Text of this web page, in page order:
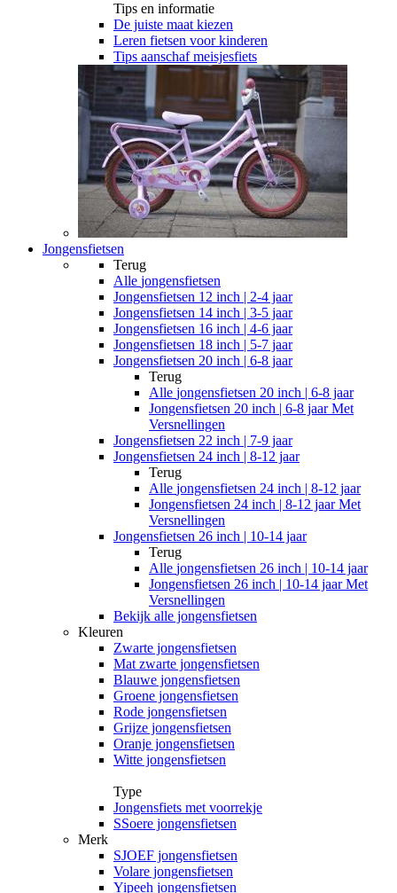
Tips en informatie
De juiste maat kiezen
Leren fietsen voor kinderen
Tips aanschaf meisjesfiets
Jongensfietsen
Terug
Alle jongensfietsen
Jongensfietsen 12 inch | 2-4 jaar
Jongensfietsen 14 inch | 3-5 jaar
Jongensfietsen 16 inch | 4-6 jaar
Jongensfietsen 18 inch | 5-7 jaar
Jongensfietsen 20 inch | 6-8 jaar
Terug
Alle jongensfietsen 20 inch | 6-8 jaar
Jongensfietsen 20 inch | 6-8 jaar Met
Versnellingen
Jongensfietsen 22 inch | 7-9 jaar
Jongensfietsen 24 inch | 8-12 jaar
Terug
Alle jongensfietsen 24 inch | 8-12 jaar
Jongensfietsen 24 inch | 8-12 jaar Met
Versnellingen
Jongensfietsen 26 inch | 10-14 jaar
Terug
Alle jongensfietsen 26 inch | 10-14 jaar
Jongensfietsen 26 inch | 10-14 jaar Met
Versnellingen
Bekijk alle jongensfietsen
Kleuren
Zwarte jongensfietsen
Mat zwarte jongensfietsen
Blauwe jongensfietsen
Groene jongensfietsen
Rode jongensfietsen
Grijze jongensfietsen
Oranje jongensfietsen
Witte jongensfietsen
Type
Jongensfiets met voorrekje
SSoere jongensfietsen
Merk
SJOEF jongensfietsen
Volare jongensfietsen
Yipeeh jongensfietsen